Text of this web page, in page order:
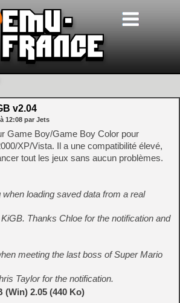
v2.04
à 12:08 par Jets
Game Boy/Game Boy Color pour
XP/Vista. Il a une compatibilité élevé,
tout les jeux sans aucun problèmes.
when loading saved data from a real
Thanks Chloe for the notification and
meeting the last boss of Super Mario
Taylor for the notification.
(Win) 2.05 (440 Ko)